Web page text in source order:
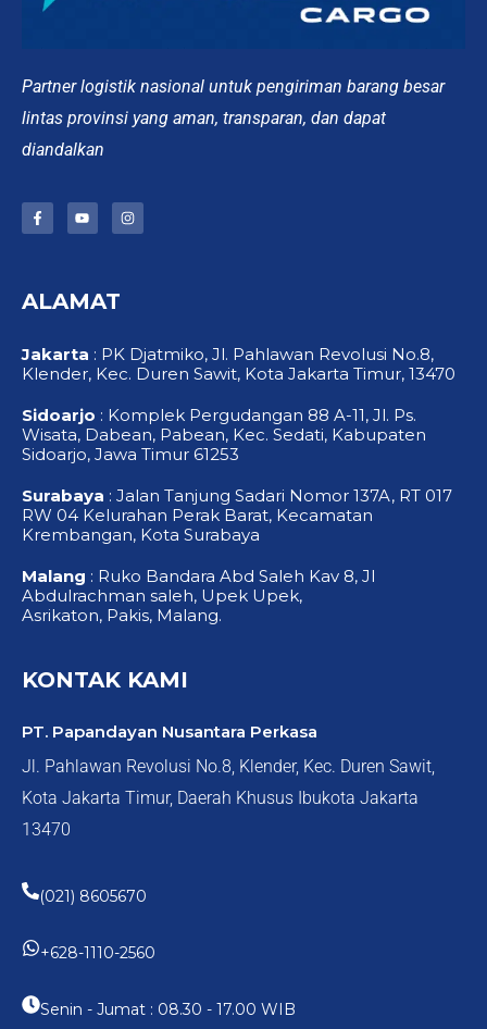
Partner logistik nasional untuk pengiriman barang besar
lintas provinsi yang aman, transparan, dan dapat
diandalkan
F
a
o
o
Y
o
b
e
I
n
ALAMAT
Jakarta : PK Djatmiko, Jl. Pahlawan Revolusi No.8,
Klender, Kec. Duren Sawit, Kota Jakarta Timur, 13470
Sidoarjo : Komplek Pergudangan 88 A-11, Jl. Ps.
Wisata, Dabean, Pabean, Kec. Sedati, Kabupaten
Sidoarjo, Jawa Timur 61253
Surabaya : Jalan Tanjung Sadari Nomor 137A, RT 017
RW 04 Kelurahan Perak Barat, Kecamatan
Krembangan, Kota Surabaya
Malang : Ruko Bandara Abd Saleh Kav 8, Jl
Abdulrachman saleh, Upek Upek,
Asrikaton, Pakis, Malang.
KONTAK KAMI
PT. Papandayan Nusantara Perkasa
Jl. Pahlawan Revolusi No.8, Klender, Kec. Duren Sawit,
Kota Jakarta Timur, Daerah Khusus Ibukota Jakarta
13470
(021) 8605670
+628-1110-2560
Senin - Jumat : 08.30 - 17.00 WIB